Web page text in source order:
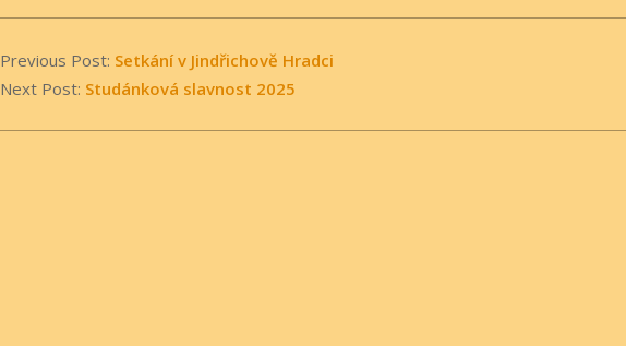
03-
24
Previous Post: Setkání v Jindřichově Hradci
Next Post: Studánková slavnost 2025